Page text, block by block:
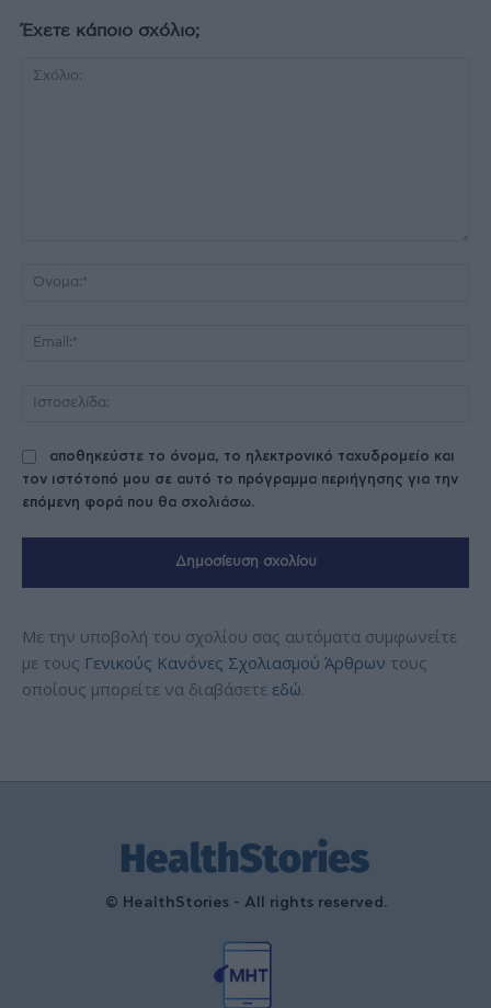
Έχετε κάποιο σχόλιο;
αποθηκεύστε το όνομα, το ηλεκτρονικό ταχυδρομείο και
τον ιστότοπό μου σε αυτό το πρόγραμμα περιήγησης για την
επόμενη φορά που θα σχολιάσω.
Με την υποβολή του σχολίου σας αυτόματα συμφωνείτε
με τους Γενικούς Κανόνες Σχολιασμού Άρθρων τους
οποίους μπορείτε να διαβάσετε εδώ.
© HealthStories - All rights reserved.